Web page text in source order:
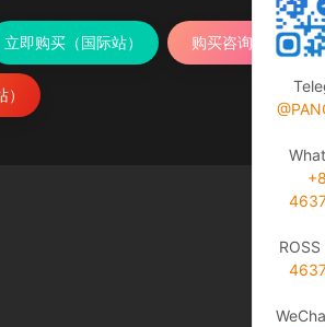
立即购买（国际站） 购买咨询